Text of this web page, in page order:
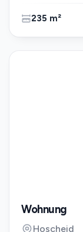
235 m²
Wohnung
Hoscheid